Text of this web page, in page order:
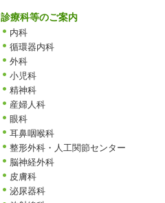
診療科等のご案内
内科
循環器内科
外科
小児科
精神科
産婦人科
眼科
耳鼻咽喉科
整形外科・人工関節センター
脳神経外科
皮膚科
泌尿器科